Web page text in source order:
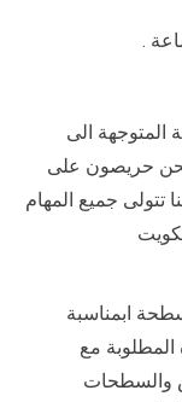
المتوجهة الى
حريصون على
تتولى جميع المهام
ابمناسبة
المطلوبة مع
والسطحات